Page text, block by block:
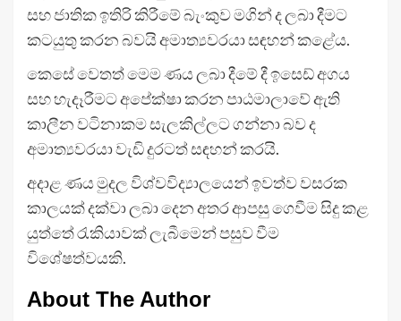
සහ ජාතික ඉතිරි කිරීමේ බැංකුව මගින් ද ලබා දීමට
කටයුතු කරන බවයි අමාත්‍යවරයා සඳහන් කළේය.
කෙසේ වෙතත් මෙම ණය ලබා දීමේ දී ඉසෙඩ් අගය
සහ හැදෑරීමට අපේක්ෂා කරන පාඨමාලාවේ ඇති
කාලීන වටිනාකම සැලකිල්ලට ගන්නා බව ද
අමාත්‍යවරයා වැඩි දුරටත් සඳහන් කරයි.
අදාළ ණය මුදල විශ්වවිද්‍යාලයෙන් ඉවත්ව වසරක
කාලයක් දක්වා ලබා දෙන අතර ආපසු ගෙවීම සිදු කළ
යුත්තේ රැකියාවක් ලැබීමෙන් පසුව වීම
විශේෂත්වයකි.
About The Author